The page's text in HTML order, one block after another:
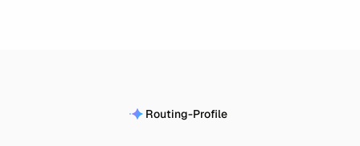
Routing-Profile